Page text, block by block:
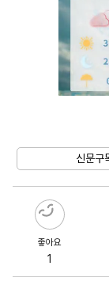
신문구
좋아요
1